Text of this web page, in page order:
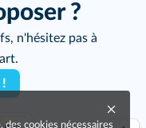
?
n'hésitez pas à
!
des cookies nécessaires